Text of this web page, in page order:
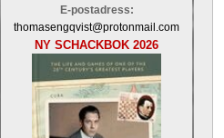
E-postadress:
thomasengqvist@protonmail.com
NY SCHACKBOK 2026